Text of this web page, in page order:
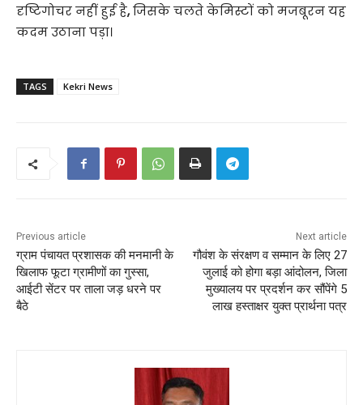
दृष्टिगोचर नहीं हुई है,जिसके चलते केमिस्टों को मजबूरन यह
कदम उठाना पड़ा।
TAGS Kekri News
Previous article
ग्राम पंचायत प्रशासक की मनमानी के
खिलाफ फूटा ग्रामीणों का गुस्सा,
आईटी सेंटर पर ताला जड़ धरने पर
बैठे
Next article
गौवंश के संरक्षण व सम्मान के लिए 27
जुलाई को होगा बड़ा आंदोलन, जिला
मुख्यालय पर प्रदर्शन कर सौंपेंगे 5
लाख हस्ताक्षर युक्त प्रार्थना पत्र